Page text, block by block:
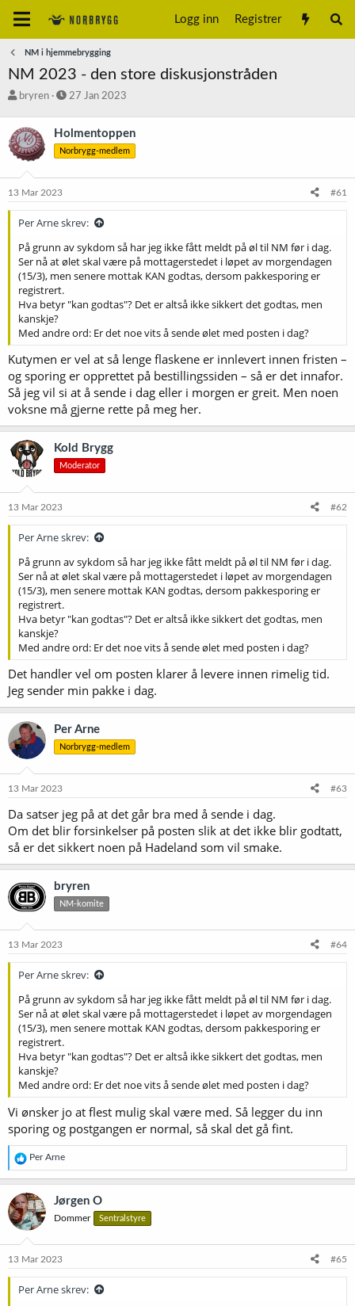
Logg inn Registrer
NM i hjemmebrygging
NM 2023 - den store diskusjonstråden
T
d
s
a
r
t
e
bryren
S
r
t
a
o
27 Jan 2023
Holmentoppen
Norbrygg-medlem
13 Mar 2023 #61
Per Arne skrev:
På grunn av sykdom så har jeg ikke fått meldt på øl til NM før i dag.
Ser nå at ølet skal være på mottagerstedet i løpet av morgendagen
(15/3), men senere mottak KAN godtas, dersom pakkesporing er
registrert.
Hva betyr "kan godtas"? Det er altså ikke sikkert det godtas, men
kanskje?
Med andre ord: Er det noe vits å sende ølet med posten i dag?
Kutymen er vel at så lenge flaskene er innlevert innen fristen –
og sporing er opprettet på bestillingssiden – så er det innafor.
Så jeg vil si at å sende i dag eller i morgen er greit. Men noen
voksne må gjerne rette på meg her.
Kold Brygg
Moderator
13 Mar 2023 #62
Per Arne skrev:
På grunn av sykdom så har jeg ikke fått meldt på øl til NM før i dag.
Ser nå at ølet skal være på mottagerstedet i løpet av morgendagen
(15/3), men senere mottak KAN godtas, dersom pakkesporing er
registrert.
Hva betyr "kan godtas"? Det er altså ikke sikkert det godtas, men
kanskje?
Med andre ord: Er det noe vits å sende ølet med posten i dag?
Det handler vel om posten klarer å levere innen rimelig tid.
Jeg sender min pakke i dag.
Per Arne
Norbrygg-medlem
13 Mar 2023 #63
Da satser jeg på at det går bra med å sende i dag.
Om det blir forsinkelser på posten slik at det ikke blir godtatt,
så er det sikkert noen på Hadeland som vil smake.
bryren
NM-komite
13 Mar 2023 #64
Per Arne skrev:
På grunn av sykdom så har jeg ikke fått meldt på øl til NM før i dag.
Ser nå at ølet skal være på mottagerstedet i løpet av morgendagen
(15/3), men senere mottak KAN godtas, dersom pakkesporing er
registrert.
Hva betyr "kan godtas"? Det er altså ikke sikkert det godtas, men
kanskje?
Med andre ord: Er det noe vits å sende ølet med posten i dag?
Vi ønsker jo at flest mulig skal være med. Så legger du inn
sporing og postgangen er normal, så skal det gå fint.
R
e
a
k
s
j
o
e
Per Arne
Jørgen O
Dommer Sentralstyre
13 Mar 2023 #65
Per Arne skrev: